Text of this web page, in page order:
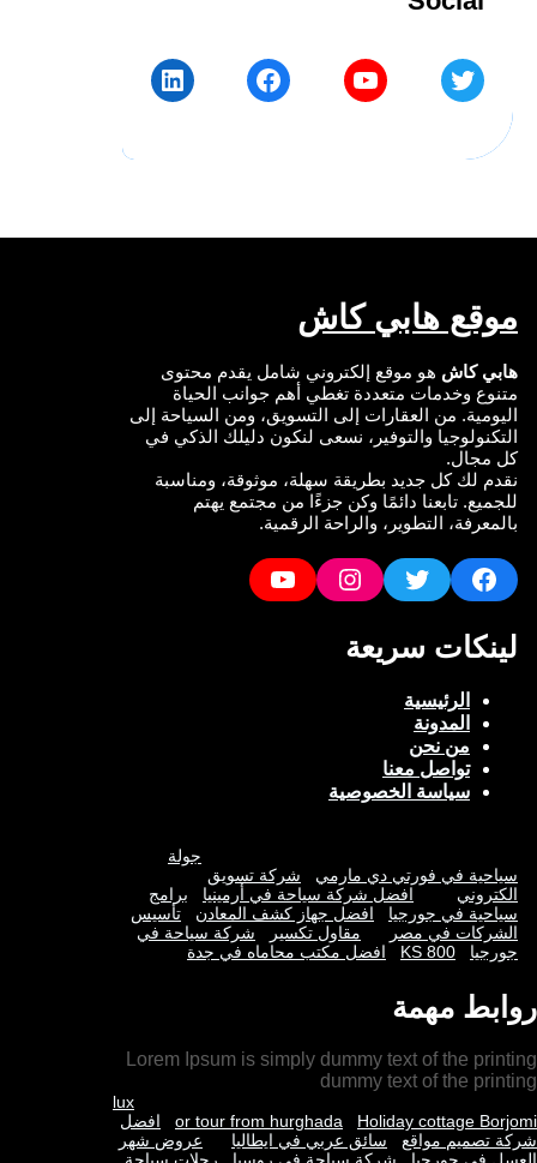
Twitter
YouTube
Facebook
LinkedIn
موقع هابي كاش
هابي كاش هو موقع إلكتروني شامل يقدم محتوى
متنوع وخدمات متعددة تغطي أهم جوانب الحياة
اليومية. من العقارات إلى التسويق، ومن السياحة إلى
التكنولوجيا والتوفير، نسعى لنكون دليلك الذكي في
كل مجال.
نقدم لك كل جديد بطريقة سهلة، موثوقة، ومناسبة
للجميع. تابعنا دائمًا وكن جزءًا من مجتمع يهتم
بالمعرفة، التطوير، والراحة الرقمية.
Facebook
Twitter
Instagram
YouTube
لينكات سريعة
الرئيسية
المدونة
من نحن
تواصل معنا
سياسة الخصوصية
جولة
سياحية في فورتي دي مارمي
شركة تسويق
الكتروني
افضل شركة سياحة في أرمينيا
برامج
سياحية في جورجيا
افضل جهاز كشف المعادن
تأسيس
الشركات في مصر
مقاول تكسير
شركة سياحة في
جورجيا
KS 800 افضل مكتب محاماه في جدة
روابط مهمة
Lorem Ipsum is simply dummy text of the printing
dummy text of the printing
lux
or tour from hurghada
Holiday cottage Borjomi
افضل
شركة تصميم مواقع
سائق عربي في ايطاليا
عروض شهر